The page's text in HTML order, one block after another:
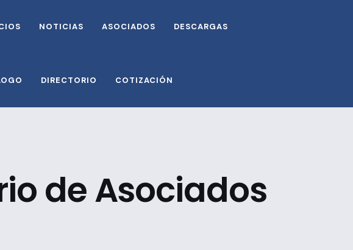
NOTICIAS ASOCIADOS DESCARGAS
DIRECTORIO COTIZACIÓN
de Asociados